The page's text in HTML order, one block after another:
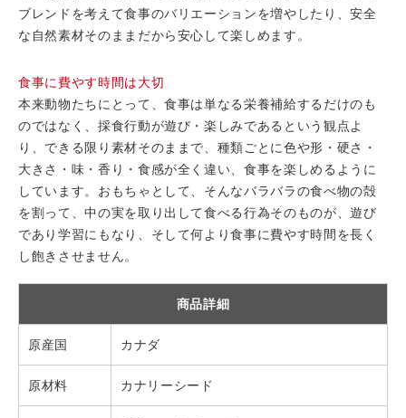
ブレンドを考えて食事のバリエーションを増やしたり、安全
な自然素材そのままだから安心して楽しめます。
食事に費やす時間は大切
本来動物たちにとって、食事は単なる栄養補給するだけのも
のではなく、採食行動が遊び・楽しみであるという観点よ
り、できる限り素材そのままで、種類ごとに色や形・硬さ・
大きさ・味・香り・食感が全く違い、食事を楽しめるように
しています。おもちゃとして、そんなバラバラの食べ物の殻
を割って、中の実を取り出して食べる行為そのものが、遊び
であり学習にもなり、そして何より食事に費やす時間を長く
し飽きさせません。
商品詳細
原産国 カナダ
原材料 カナリーシード